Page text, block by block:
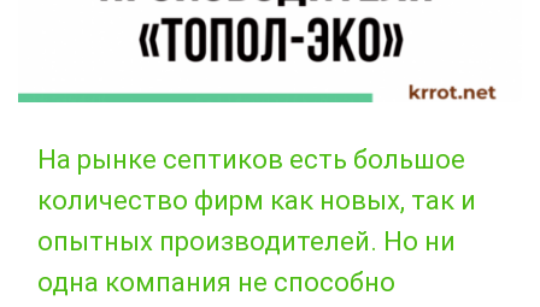
На рынке септиков есть большое
количество фирм как новых, так и
опытных производителей. Но ни
одна компания не способно